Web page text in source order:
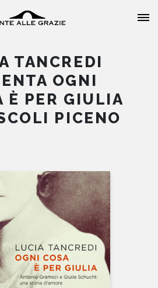
HOME
AUTORI
EVENTI
TANCREDI
OGNI
È PER GIULIA
PICENO